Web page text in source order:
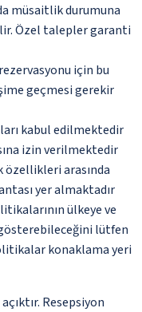
müsaitlik durumuna
Özel talepler garanti
için bu
geçmesi gerekir
kabul edilmektedir
izin verilmektedir
özellikleri arasında
yer almaktadır
ülkeye ve
lütfen
konaklama yeri
Resepsiyon